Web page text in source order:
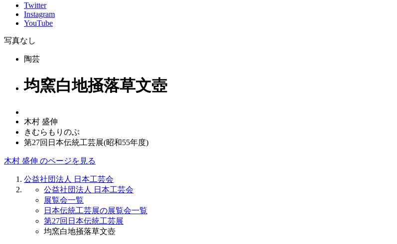
Twitter
Instagram
YouTube
写真なし
陶芸
均窯白地掻落草文壺
木村 盛伸
きむらもりのぶ
第27回日本伝統工芸展(昭和55年度)
木村 盛伸 のページを見る
公益社団法人 日本工芸会
公益社団法人 日本工芸会
展覧会一覧
日本伝統工芸展の展覧会一覧
第27回日本伝統工芸展
均窯白地掻落草文壺